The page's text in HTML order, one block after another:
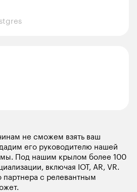
не сможем взять ваш
его руководителю нашей
Под нашим крылом более 100
включая IOT, AR, VR.
с релевантным